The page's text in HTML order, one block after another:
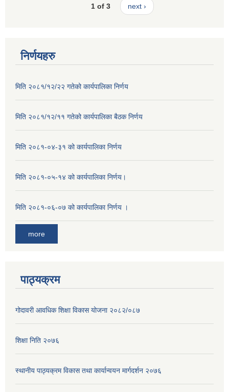
1 of 3 next ›
निर्णयहरु
मिति २०८१/१२/२२ गतेको कार्यपालिका निर्णय
मिति २०८१/१२/११ गतेको कार्यपालिका बैठक निर्णय
मिति २०८१-०४-३१ को कार्यपालिका निर्णय
मिति २०८१-०५-१४ को कार्यपालिका निर्णय।
मिति २०८१-०६-०७ को कार्यपालिका निर्णय ।
more
पाठ्यक्रम
गोदावरी आवधिक शिक्षा विकास योजना २०८२/०८७
शिक्षा निति २०७६
स्थानीय पाठ्यक्रम विकास तथा कार्यान्वयन मार्गदर्शन २०७६